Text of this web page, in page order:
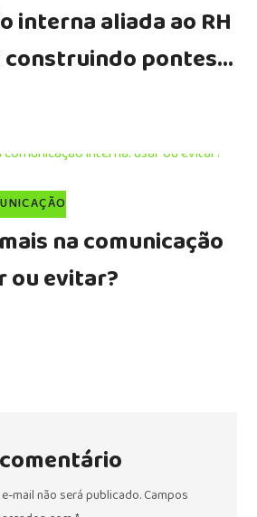
interna aliada ao RH
pontes
na comunicação
ou evitar?
mail não será publicado.Campos